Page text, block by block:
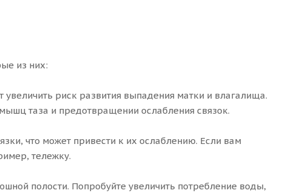
из них:
риск развития выпадения матки и влагалища.
таза и предотвращении ослабления связок.
что может привести к их ослаблению. Если вам
тележку.
полости. Попробуйте увеличить потребление воды,